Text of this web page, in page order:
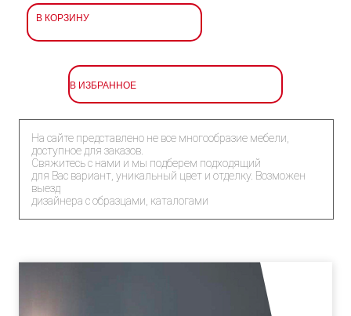
В КОРЗИНУ
В ИЗБРАННОЕ
На сайте представлено не все многообразие мебели,
доступное для заказов.
Свяжитесь с нами и мы подберем подходящий
для Вас вариант, уникальный цвет и отделку. Возможен
выезд
дизайнера с образцами, каталогами